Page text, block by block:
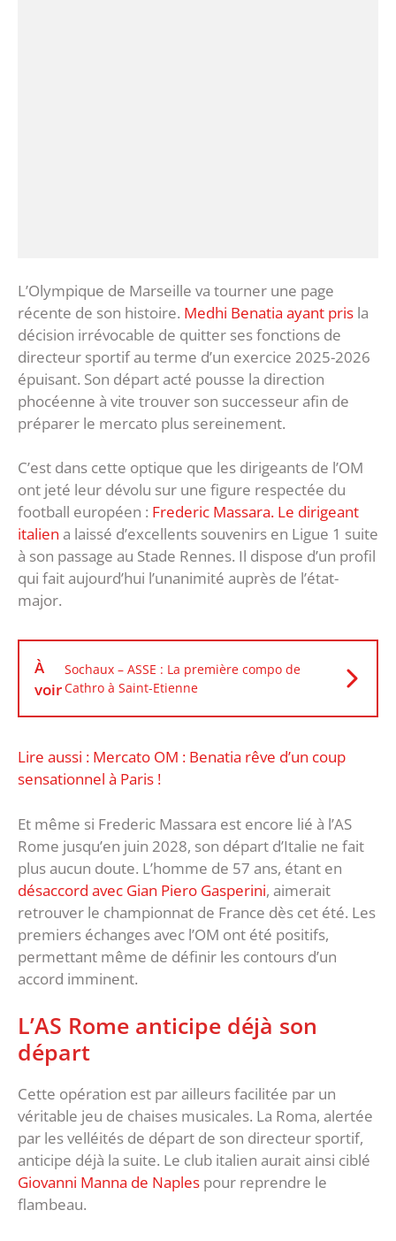
L’Olympique de Marseille va tourner une page
récente de son histoire. Medhi Benatia ayant pris la
décision irrévocable de quitter ses fonctions de
directeur sportif au terme d’un exercice 2025-2026
épuisant. Son départ acté pousse la direction
phocéenne à vite trouver son successeur afin de
préparer le mercato plus sereinement.
C’est dans cette optique que les dirigeants de l’OM
ont jeté leur dévolu sur une figure respectée du
football européen : Frederic Massara. Le dirigeant
italien a laissé d’excellents souvenirs en Ligue 1 suite
à son passage au Stade Rennes. Il dispose d’un profil
qui fait aujourd’hui l’unanimité auprès de l’état-
major.
À
voir
Sochaux – ASSE : La première compo de
Cathro à Saint-Etienne
Lire aussi : Mercato OM : Benatia rêve d’un coup
sensationnel à Paris !
Et même si Frederic Massara est encore lié à l’AS
Rome jusqu’en juin 2028, son départ d’Italie ne fait
plus aucun doute. L’homme de 57 ans, étant en
désaccord avec Gian Piero Gasperini, aimerait
retrouver le championnat de France dès cet été. Les
premiers échanges avec l’OM ont été positifs,
permettant même de définir les contours d’un
accord imminent.
L’AS Rome anticipe déjà son
départ
Cette opération est par ailleurs facilitée par un
véritable jeu de chaises musicales. La Roma, alertée
par les velléités de départ de son directeur sportif,
anticipe déjà la suite. Le club italien aurait ainsi ciblé
Giovanni Manna de Naples pour reprendre le
flambeau.